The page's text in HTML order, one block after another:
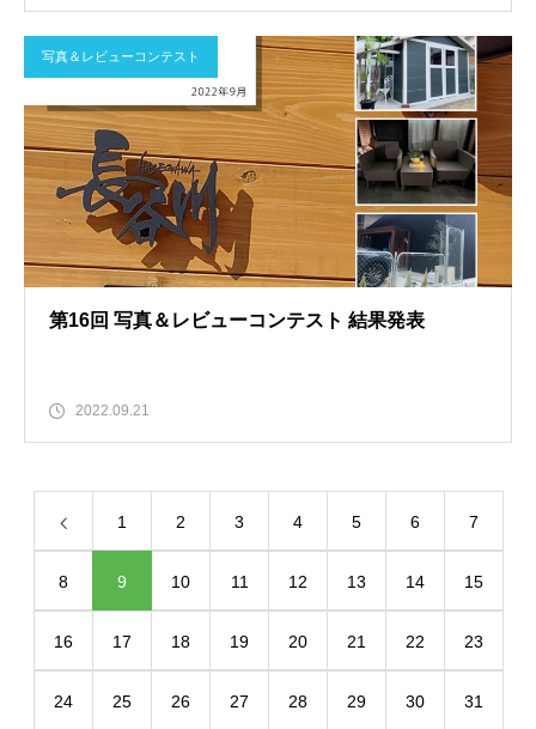
写真＆レビューコンテスト
第16回 写真＆レビューコンテスト 結果発表
2022.09.21
1 2 3 4 5 6 7
8 9 10 11 12 13 14 15
16 17 18 19 20 21 22 23
24 25 26 27 28 29 30 31